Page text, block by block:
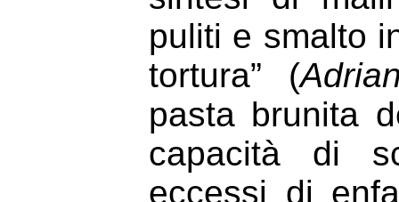
puliti e smalto
tortura” (
pasta brunita
capacità di
eccessi di